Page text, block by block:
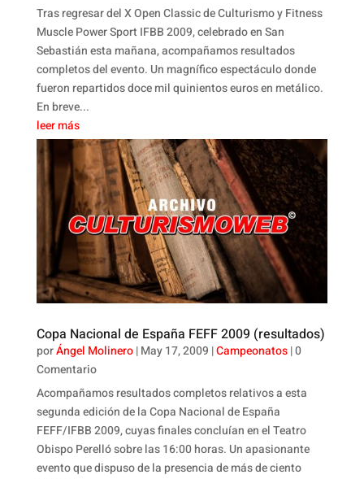
Tras regresar del X Open Classic de Culturismo y Fitness
Muscle Power Sport IFBB 2009, celebrado en San
Sebastián esta mañana, acompañamos resultados
completos del evento. Un magnífico espectáculo donde
fueron repartidos doce mil quinientos euros en metálico.
En breve...
leer más
Copa Nacional de España FEFF 2009 (resultados)
porÁngel Molinero|May 17, 2009 |Campeonatos| 0
Comentario
Acompañamos resultados completos relativos a esta
segunda edición de la Copa Nacional de España
FEFF/IFBB 2009, cuyas finales concluían en el Teatro
Obispo Perelló sobre las 16:00 horas. Un apasionante
evento que dispuso de la presencia de más de ciento